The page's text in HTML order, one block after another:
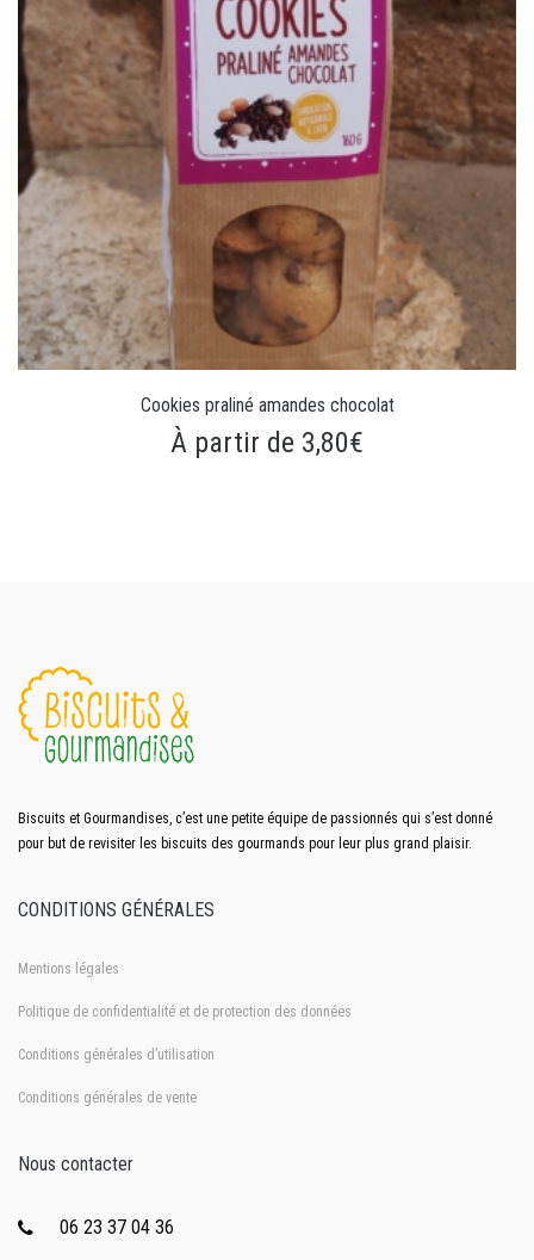
Cookies praliné amandes chocolat
À partir de 3,80€
Biscuits et Gourmandises, c’est une petite équipe de passionnés qui s’est donné
pour but de revisiter les biscuits des gourmands pour leur plus grand plaisir.
CONDITIONS GÉNÉRALES
Mentions légales
Politique de confidentialité et de protection des données
Conditions générales d’utilisation
Conditions générales de vente
Nous contacter
06 23 37 04 36